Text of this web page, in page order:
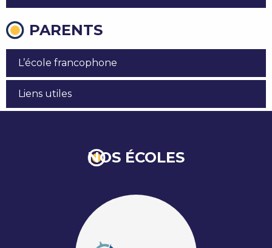
PARENTS
L’école francophone
Liens utiles
NOS ÉCOLES